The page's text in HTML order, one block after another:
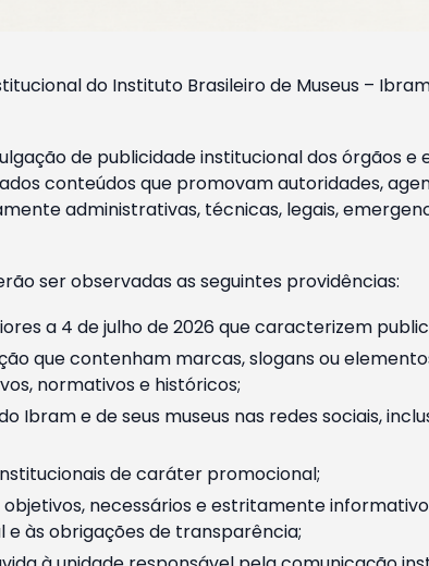
do Instituto Brasileiro de Museus –
de publicidade institucional dos órgãos
conteúdos que promovam autoridades,
administrativas, técnicas, legais,
ser observadas as seguintes providências:
a 4 de julho de 2026 que caracterizem
que contenham marcas, slogans ou
normativos e históricos;
Ibram e de seus museus nas redes sociais,
de caráter promocional;
necessários e estritamente
às obrigações de transparência;